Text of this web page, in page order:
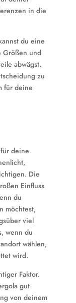
in die
du eine
Größen und
abwägst.
zu
für deine
deine
Die
Einfluss
du
möchtest,
viel
wenn du
wählen,
wird.
Faktor.
gut
von deinem